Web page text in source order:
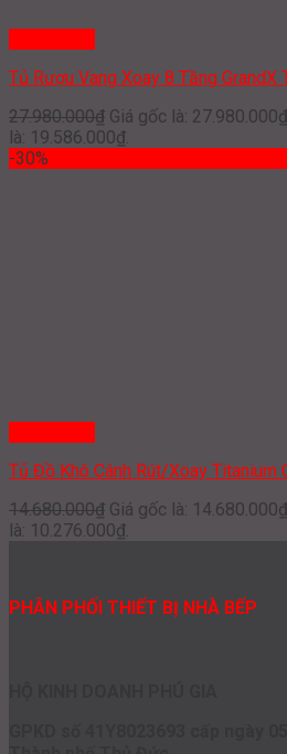
Tủ Rượu Vang Xoay 8 Tầng GrandX
27.980.000₫ Giá gốc là:
là: 19.586.000₫.
-30%
Tủ Đồ Khô Cánh Rút/Xoay Titanium
14.680.000₫ Giá gốc là:
là: 10.276.000₫.
PHÂN PHỐI THIẾT BỊ NHÀ BẾP